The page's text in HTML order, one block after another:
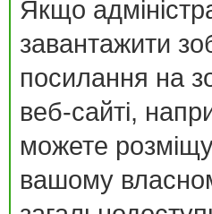
Якщо
завантажити
посилання на
веб-сайті,
можете
вашому